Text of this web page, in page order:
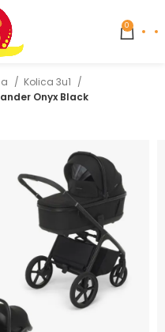
0
Kolica 3u1
Onyx Black